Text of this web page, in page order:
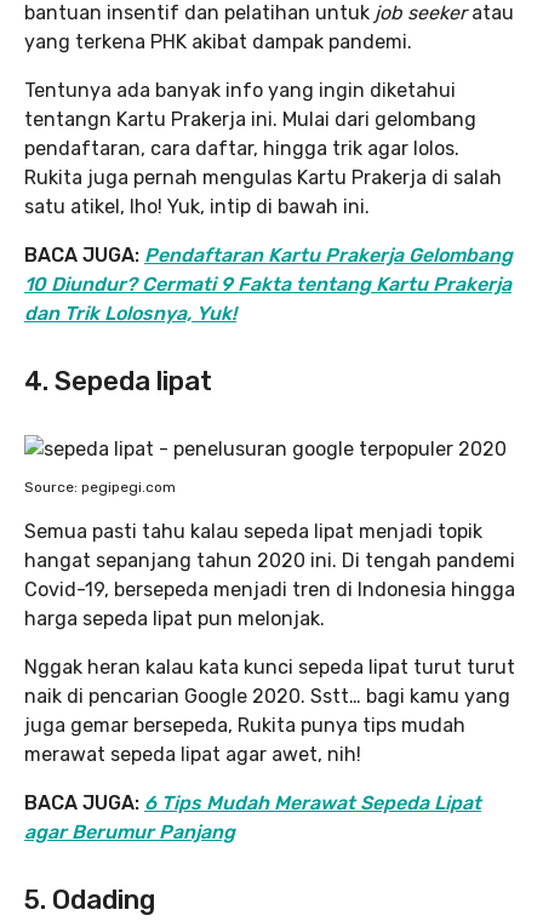
bantuan insentif dan pelatihan untuk job seekeratau
yang terkena PHK akibat dampak pandemi.
Tentunya ada banyak info yang ingin diketahui
tentangn Kartu Prakerja ini. Mulai dari gelombang
pendaftaran, cara daftar, hingga trik agar lolos.
Rukita juga pernah mengulas Kartu Prakerja di salah
satu atikel, lho! Yuk, intip di bawah ini.
BACA JUGA: Pendaftaran Kartu Prakerja Gelombang
10 Diundur? Cermati 9 Fakta tentang Kartu Prakerja
dan Trik Lolosnya, Yuk!
4. Sepeda lipat
Source: pegipegi.com
Semua pasti tahu kalau sepeda lipat menjadi topik
hangat sepanjang tahun 2020 ini. Di tengah pandemi
Covid-19, bersepeda menjadi tren di Indonesia hingga
harga sepeda lipat pun melonjak.
Nggak heran kalau kata kunci sepeda lipat turut turut
naik di pencarian Google 2020. Sstt… bagi kamu yang
juga gemar bersepeda, Rukita punya tips mudah
merawat sepeda lipat agar awet, nih!
BACA JUGA: 6 Tips Mudah Merawat Sepeda Lipat
agar Berumur Panjang
5. Odading